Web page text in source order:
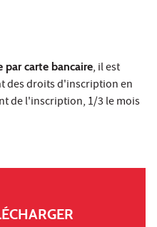
par carte bancaire, il est
des droits d'inscription en
de l'inscription, 1/3 le mois